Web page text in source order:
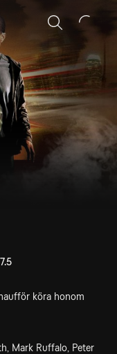
Sök
7.5
köra honom
Mark Ruffalo, Peter